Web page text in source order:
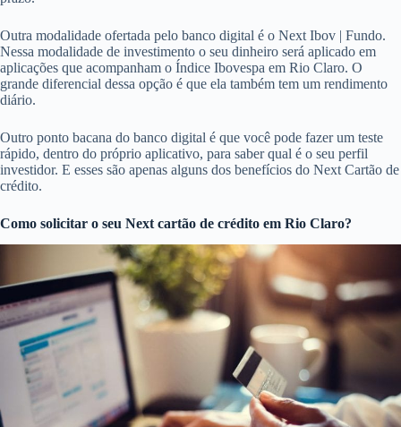
Outra modalidade ofertada pelo banco digital é o Next Ibov | Fundo.
Nessa modalidade de investimento o seu dinheiro será aplicado em
aplicações que acompanham o Índice Ibovespa em Rio Claro. O
grande diferencial dessa opção é que ela também tem um rendimento
diário.
Outro ponto bacana do banco digital é que você pode fazer um teste
rápido, dentro do próprio aplicativo, para saber qual é o seu perfil
investidor. E esses são apenas alguns dos benefícios do Next Cartão de
crédito.
Como solicitar o seu Next cartão de crédito em Rio Claro?